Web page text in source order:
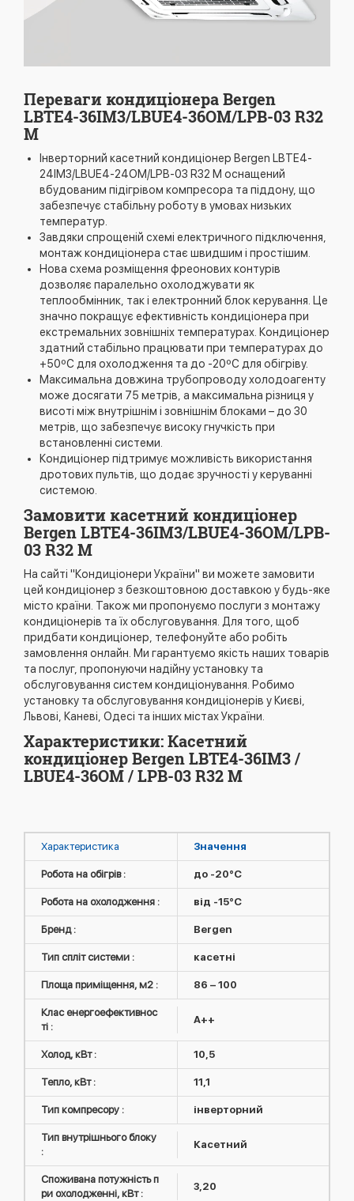
Переваги кондиціонера Bergen
LBTE4-36IM3/LBUE4-36OM/LPB-03 R32
M
Інверторний касетний кондиціонер Bergen LBTE4-
24IM3/LBUE4-24OM/LPB-03 R32 M оснащений
вбудованим підігрівом компресора та піддону, що
забезпечує стабільну роботу в умовах низьких
температур.
Завдяки спрощеній схемі електричного підключення,
монтаж кондиціонера стає швидшим і простішим.
Нова схема розміщення фреонових контурів
дозволяє паралельно охолоджувати як
теплообмінник, так і електронний блок керування. Це
значно покращує ефективність кондиціонера при
екстремальних зовнішніх температурах. Кондиціонер
здатний стабільно працювати при температурах до
+50ºС для охолодження та до -20ºС для обігріву.
Максимальна довжина трубопроводу холодоагенту
може досягати 75 метрів, а максимальна різниця у
висоті між внутрішнім і зовнішнім блоками – до 30
метрів, що забезпечує високу гнучкість при
встановленні системи.
Кондиціонер підтримує можливість використання
дротових пультів, що додає зручності у керуванні
системою.
Замовити касетний кондиціонер
Bergen LBTE4-36IM3/LBUE4-36OM/LPB-
03 R32 M
На сайті "Кондиціонери України" ви можете замовити
цей кондиціонер з безкоштовною доставкою у будь-яке
місто країни. Також ми пропонуємо послуги з монтажу
кондиціонерів та їх обслуговування. Для того, щоб
придбати кондиціонер, телефонуйте або робіть
замовлення онлайн. Ми гарантуємо якість наших товарів
та послуг, пропонуючи надійну установку та
обслуговування систем кондиціонування. Робимо
установку та обслуговування кондиціонерів у Києві,
Львові, Каневі, Одесі та інших містах України.
Характеристики: Касетний
кондиціонер Bergen LBTE4-36IM3 /
LBUE4-36OM / LPB-03 R32 M
Характеристика Значення
Робота на обігрів : до -20°C
Робота на охолодження : від -15°C
Бренд : Bergen
Тип спліт системи : касетні
Площа приміщення, м2 : 86 – 100
Клас енергоефективнос
ті :
A++
Холод, кВт : 10,5
Тепло, кВт : 11,1
Тип компресору : інверторний
Тип внутрішнього блоку
:
Касетний
Споживана потужність п
ри охолодженні, кВт :
3,20